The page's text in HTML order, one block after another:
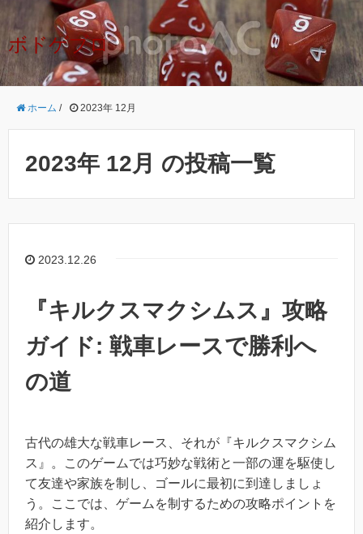
ボドゲブロ
ホーム / 2023年 12月
2023年 12月 の投稿一覧
2023.12.26
『キルクスマクシムス』攻略
ガイド: 戦車レースで勝利へ
の道
古代の雄大な戦車レース、それが『キルクスマクシム
ス』。このゲームでは巧妙な戦術と一部の運を駆使し
て友達や家族を制し、ゴールに最初に到達しましょ
う。ここでは、ゲームを制するための攻略ポイントを
紹介します。